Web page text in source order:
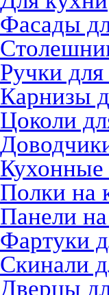
Фасады
Ручки
Карнизы
Цоколи
Кухонные
Полки на
Панели
Фартуки
Скинали
Дверцы